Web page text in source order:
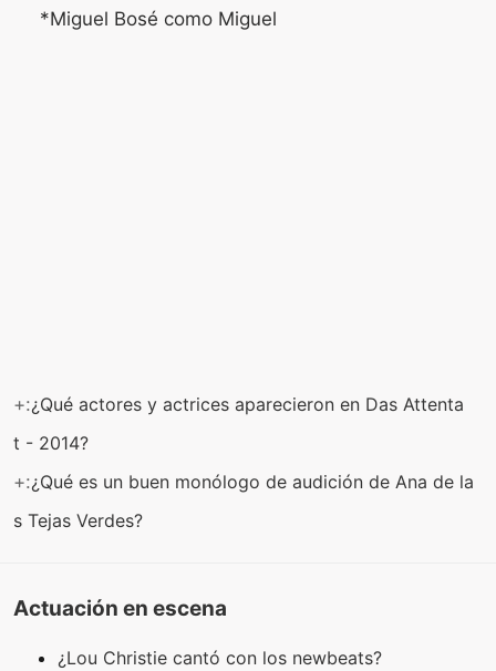
*Miguel Bosé como Miguel
+:¿Qué actores y actrices aparecieron en Das Attenta
t - 2014?
+:¿Qué es un buen monólogo de audición de Ana de la
s Tejas Verdes?
Actuación en escena
¿Lou Christie cantó con los newbeats?